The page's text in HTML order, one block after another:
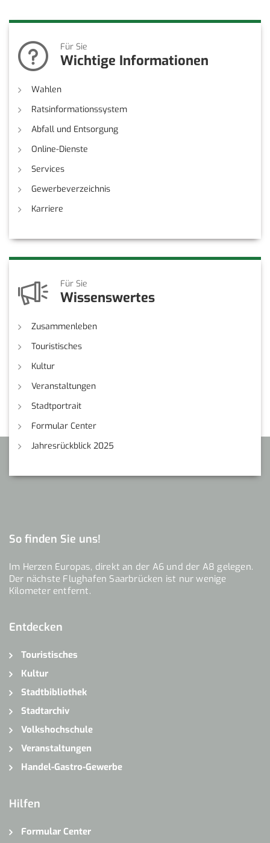
Für Sie
Wichtige Informationen
Wahlen
Ratsinformationssystem
Abfall und Entsorgung
Online-Dienste
Services
Gewerbeverzeichnis
Karriere
Für Sie
Wissenswertes
Zusammenleben
Touristisches
Kultur
Veranstaltungen
Stadtportrait
Formular Center
Jahresrückblick 2025
So finden Sie uns!
Im Herzen Europas, direkt an der A6 und der A8 gelegen.
Der nächste Flughafen Saarbrücken ist nur wenige
Kilometer entfernt.
Entdecken
Touristisches
Kultur
Stadtbibliothek
Stadtarchiv
Volkshochschule
Veranstaltungen
Handel-Gastro-Gewerbe
Hilfen
Formular Center